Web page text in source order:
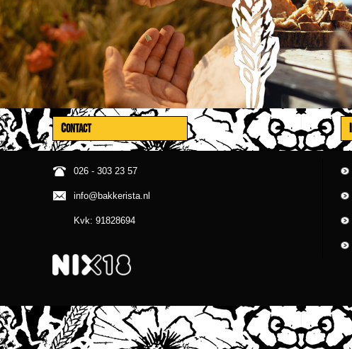
CONTACT
026 - 303 23 57
info@bakkerista.nl
Kvk: 91828694